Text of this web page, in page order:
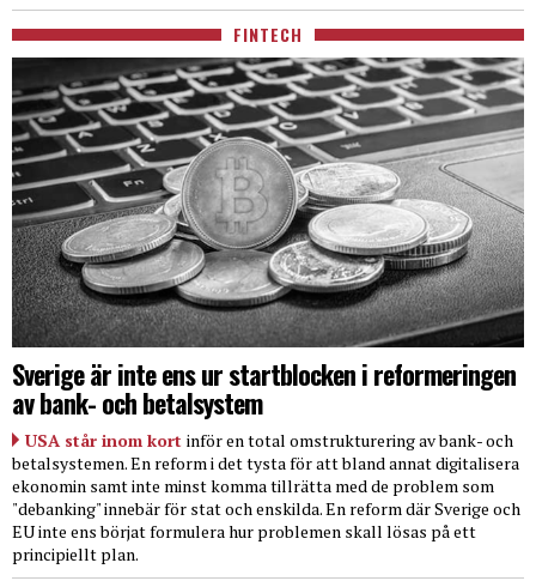
FINTECH
Sverige är inte ens ur startblocken i reformeringen
av bank- och betalsystem
USA står inom kort inför en total omstrukturering av bank- och
betalsystemen. En reform i det tysta för att bland annat digitalisera
ekonomin samt inte minst komma tillrätta med de problem som
"debanking" innebär för stat och enskilda. En reform där Sverige och
EU inte ens börjat formulera hur problemen skall lösas på ett
principiellt plan.